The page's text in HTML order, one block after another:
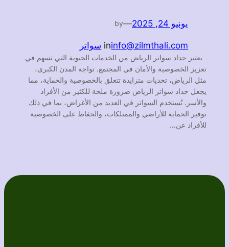
يونيو 24, 2025 —
by
info@zilmthali.com
in سواتر
يعتبر حداد سواتر الرياض من الخدمات الحيوية التي تسهم في
تعزيز الخصوصية والأمان في المجتمع. تواجه المدن الكبرى،
مثل الرياض، تحديات متزايدة تتعلق بالخصوصية والحماية، مما
يجعل حداد سواتر الرياض ضرورة ملحة للكثير من الأفراد
والأسر. تُستخدم السواتر في العديد من الأغراض، بما في ذلك
توفير الحماية للأراضي والممتلكات، والحفاظ على الخصوصية
للأفراد عن…